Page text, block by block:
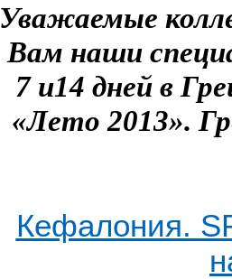
Уважаемые
Вам наши
7 и14 дней в
«Лето 2013».
Кефалония.